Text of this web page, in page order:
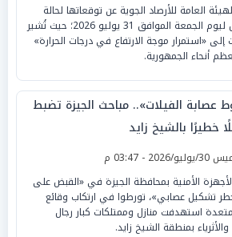
العامة للأرصاد الجوية عن توقعاتها لحالة
الطقس ليوم الجمعة الموافق 31 يوليو 2026؛ حيث تُشير
إلى «استمرار موجة الارتفاع في درجات الحرارة»
أنحاء الجمهورية.
عصابة الفيلات».. مباحث الجيزة تضبط
خطيرًا بالشيخ زايد
2026 - 03:47 م
الأمنية بمحافظة الجيزة في «القبض على
تشكيل عصابي»، تورطوا في ارتكاب وقائع
استهدفت منازل وممتلكات كبار رجال
والأثرياء بمنطقة الشيخ زايد.